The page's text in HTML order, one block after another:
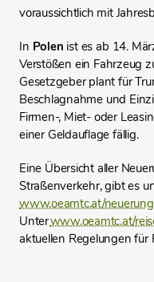
voraussichtlich mit
In Polen ist es ab 14.
Verstößen ein Fahrzeug
Gesetzgeber plant für
Beschlagnahme und
Firmen-, Miet- oder
einer Geldauflage fällig.
Eine Übersicht aller
Straßenverkehr, gibt es
www.oeamtc.at/
Unterwww.oeamtc.at/
aktuellen Regelungen für